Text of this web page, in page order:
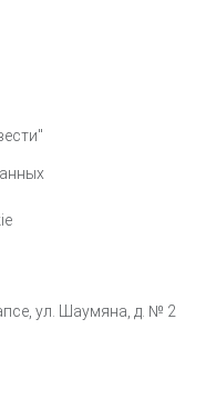
ул. Шаумяна, д. № 2